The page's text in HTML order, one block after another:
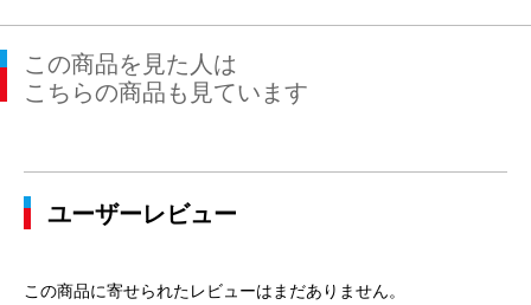
この商品を見た人は
こちらの商品も見ています
ユーザーレビュー
この商品に寄せられたレビューはまだありません。